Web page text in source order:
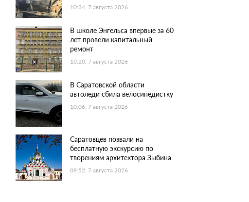
10:34, 7 августа 2026
В школе Энгельса впервые за 60
лет провели капитальный
ремонт
10:20, 7 августа 2026
В Саратовской области
автоледи сбила велосипедистку
10:06, 7 августа 2026
Саратовцев позвали на
бесплатную экскурсию по
творениям архитектора Зыбина
09:52, 7 августа 2026